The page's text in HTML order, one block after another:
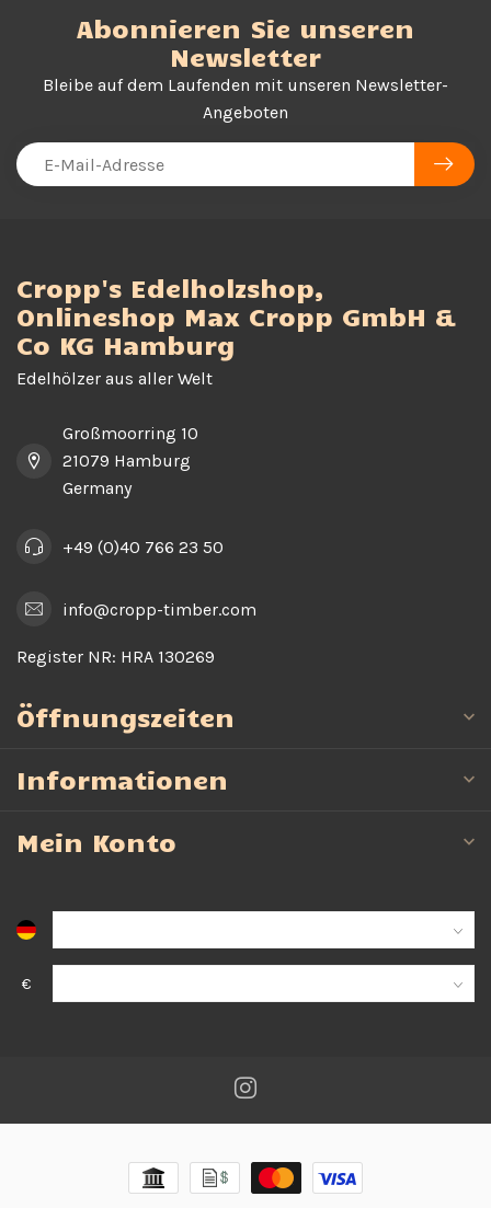
Abonnieren Sie unseren
Newsletter
Bleibe auf dem Laufenden mit unseren Newsletter-
Angeboten
Cropp's Edelholzshop,
Onlineshop Max Cropp GmbH &
Co KG Hamburg
Edelhölzer aus aller Welt
Großmoorring 10
21079 Hamburg
Germany
+49 (0)40 766 23 50
info@cropp-timber.com
Register NR: HRA 130269
Öffnungszeiten
Informationen
Mein Konto
€